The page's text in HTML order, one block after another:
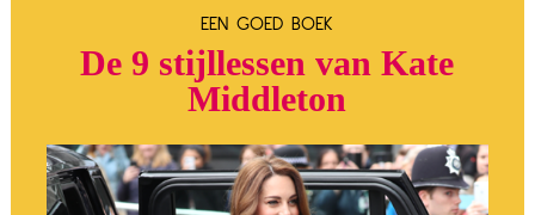
EEN GOED BOEK
De 9 stijllessen vanKate
Middleton